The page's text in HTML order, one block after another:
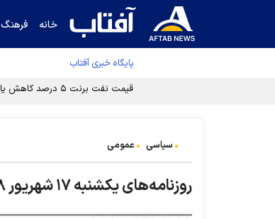
خانه فرهنگ
پایگاه خبری آفتاب
سیاسی عمومی
روزنامه‌های یکشنبه ۱۷ شهریور ۹۸